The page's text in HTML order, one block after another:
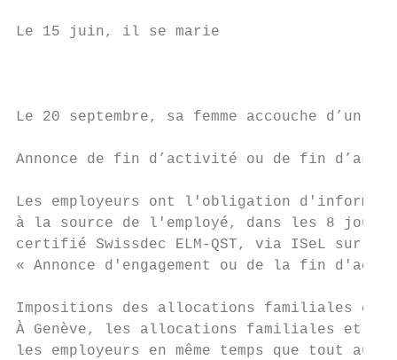
Le 15 juin, il se marie
Le 20 septembre, sa femme accouche
Annonce de fin d’activité ou de fin
Les employeurs ont l'obligation
à la source de l'employé, dans les 8
certifié Swissdec ELM-QST, via ISeL sur
« Annonce d'engagement ou de la fin
Impositions des allocations familiales et
À Genève, les allocations familiales et de
les employeurs en même temps que tout